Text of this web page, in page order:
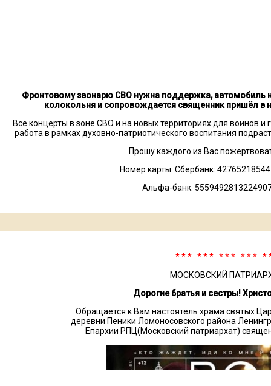
Фронтовому звонарю СВО нужна поддержка, автомобиль
колокольня и сопровождается священник пришёл в
Все концерты в зоне СВО и на новых территориях для воинов и
работа в рамках духовно-патриотического воспитания
Прошу каждого из Вас
Номер карты: Сбербанк:
Альфа-банк:
* * * * * * * * * * * * *
МОСКОВСКИЙ
Дорогие братья и сестры!
Обращается к Вам настоятель храма святых
деревни Пеники Ломоносовского района
Епархии РПЦ(Московский патриархат)